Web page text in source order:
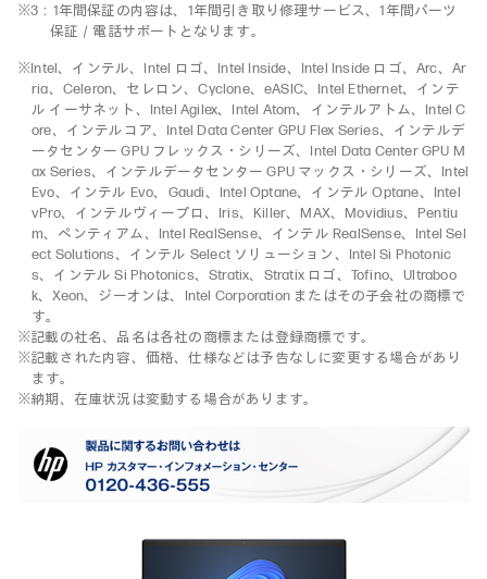
※3：1年間保証の内容は、1年間引き取り修理サービス、1年間パーツ
保証／電話サポートとなります。
※Intel、インテル、Intel ロゴ、Intel Inside、Intel Inside ロゴ、Arc、Ar
ria、Celeron、セレロン、Cyclone、eASIC、Intel Ethernet、インテ
ル イーサネット、Intel Agilex、Intel Atom、インテルアトム、Intel C
ore、インテルコア、Intel Data Center GPU Flex Series、インテルデ
ータセンター GPU フレックス・シリーズ、Intel Data Center GPU M
ax Series、インテルデータセンター GPU マックス・シリーズ、Intel
Evo、インテル Evo、Gaudi、Intel Optane、インテル Optane、Intel
vPro、インテルヴィープロ、Iris、Killer、MAX、Movidius、Pentiu
m、ペンティアム、Intel RealSense、インテル RealSense、Intel Sel
ect Solutions、インテル Select ソリューション、Intel Si Photonic
s、インテル Si Photonics、Stratix、Stratix ロゴ、Tofino、Ultraboo
k、Xeon、ジーオンは、Intel Corporation またはその子会社の商標で
す。
※記載の社名、品名は各社の商標または登録商標です。
※記載された内容、価格、仕様などは予告なしに変更する場合があり
ます。
※納期、在庫状況は変動する場合があります。